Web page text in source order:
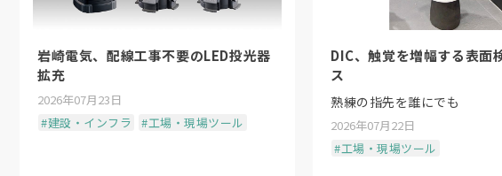
岩崎電気、配線工事不要のLED投光器
拡充
2026年07月23日
#建設・インフラ
#工場・現場ツール
DIC、触覚を増幅する表面
ス
熟練の指先を誰にでも
2026年07月22日
#工場・現場ツール